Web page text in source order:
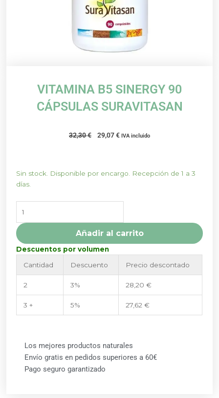
VITAMINA B5 SINERGY 90
CÁPSULAS SURAVITASAN
32,30€
El
32,30 €.
29,07€El
29,07 €.
IVA incluido
Sin stock. Disponible por encargo. Recepción de 1 a 3
días.
VITAMINA
B5
CÁPSULAS
SURAVITASAN
cantidad
Añadir al carrito
Descuentos por volumen
Cantidad
Descuento Precio descontado
2 3% 28,20€
3 + 5% 27,62€
Los mejores productos naturales
Envío gratis en pedidos superiores a 60€
Pago seguro garantizado